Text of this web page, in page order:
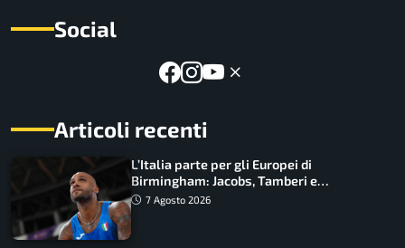
Social
Articoli recenti
L’Italia parte per gli Europei di
Birmingham: Jacobs, Tamberi e
Battocletti guidano una spedizione
7 Agosto 2026